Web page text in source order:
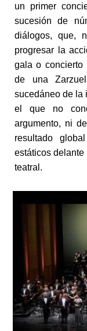
un primer
sucesión de
diálogos, que,
progresar la
gala o concierto
de una
sucedáneo de la
el que no
argumento, ni
resultado
estáticos
teatral.